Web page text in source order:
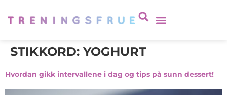
STIKKORD: YOGHURT
Hvordan gikk intervallene i dag og tips på sunn dessert!